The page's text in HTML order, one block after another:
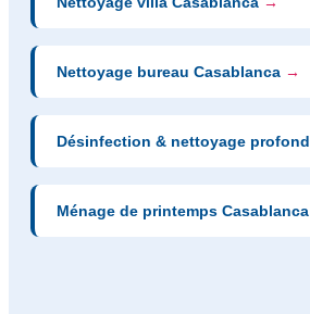
Nettoyage bureau Casablanca →
Désinfection & nettoyage profond
Ménage de printemps Casablanca